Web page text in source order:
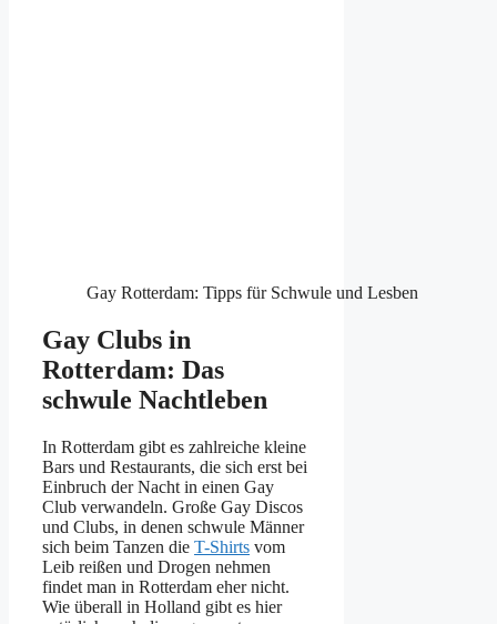
Gay Rotterdam: Tipps für Schwule und Lesben
Gay Clubs in
Rotterdam: Das
schwule Nachtleben
In Rotterdam gibt es zahlreiche kleine
Bars und Restaurants, die sich erst bei
Einbruch der Nacht in einen Gay
Club verwandeln. Große Gay Discos
und Clubs, in denen schwule Männer
sich beim Tanzen die T-Shirts vom
Leib reißen und Drogen nehmen
findet man in Rotterdam eher nicht.
Wie überall in Holland gibt es hier